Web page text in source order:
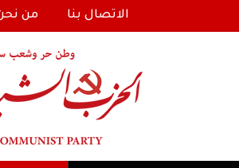
الاتصال بنا من